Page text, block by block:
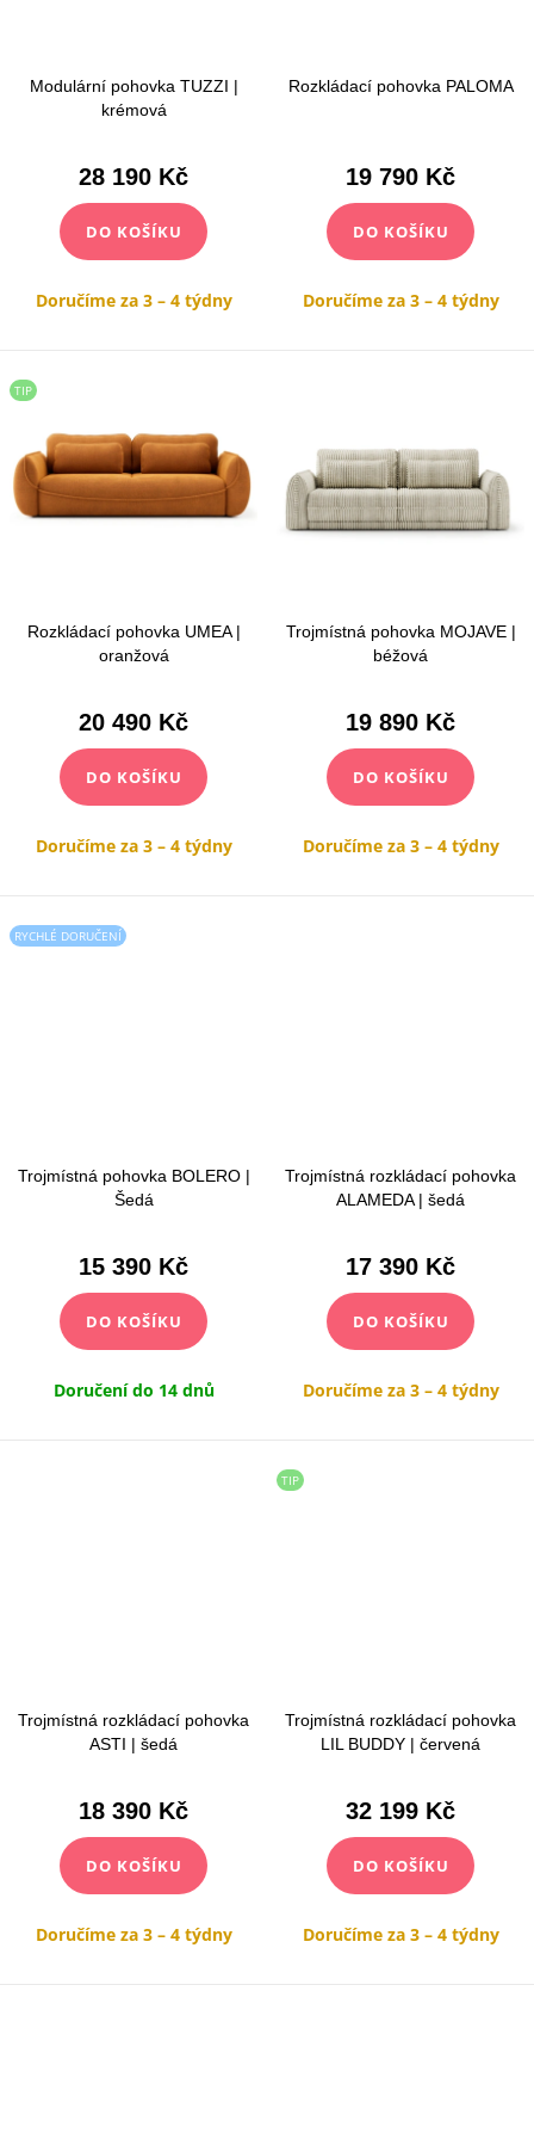
Modulární pohovka TUZZI |
krémová
28 190 Kč
DO KOŠÍKU
Doručíme za 3 – 4 týdny
Rozkládací pohovka PALOMA
19 790 Kč
DO KOŠÍKU
Doručíme za 3 – 4 týdny
TIP
Rozkládací pohovka UMEA |
oranžová
20 490 Kč
DO KOŠÍKU
Doručíme za 3 – 4 týdny
Trojmístná pohovka MOJAVE |
béžová
19 890 Kč
DO KOŠÍKU
Doručíme za 3 – 4 týdny
RYCHLÉ DORUČENÍ
Trojmístná pohovka BOLERO |
Šedá
15 390 Kč
DO KOŠÍKU
Doručení do 14 dnů
Trojmístná rozkládací pohovka
ALAMEDA | šedá
17 390 Kč
DO KOŠÍKU
Doručíme za 3 – 4 týdny
Trojmístná rozkládací pohovka
ASTI | šedá
18 390 Kč
DO KOŠÍKU
Doručíme za 3 – 4 týdny
TIP
Trojmístná rozkládací pohovka
LIL BUDDY | červená
32 199 Kč
DO KOŠÍKU
Doručíme za 3 – 4 týdny